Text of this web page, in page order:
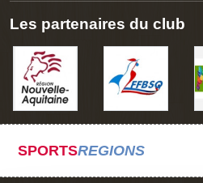
Les partenaires du club
SPORTSREGIONS